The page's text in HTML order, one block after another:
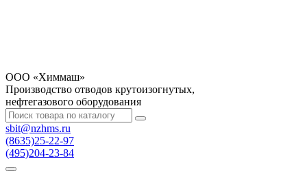
OOO «Химмаш»
Производство отводов крутоизогнутых,
нефтегазового оборудования
sbit@nzhms.ru
(8635)25-22-97
(495)204-23-84